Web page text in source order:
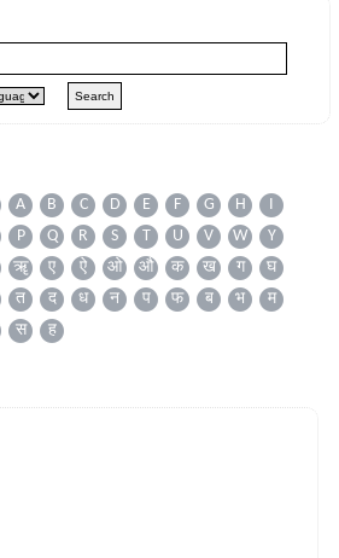
A B C D E F G H
I
P Q R S T U V W
Y
ॠ ए ऐ ओ औ क ख ग
घ
त द ध न प फ ब भ
म
स ह